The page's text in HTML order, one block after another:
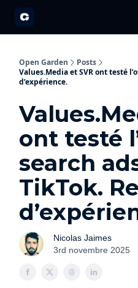
Open Garden
Posts
Values.Media et SVR ont testé
d’expérience.
ont testé
search
TikTok.
Nicolas Jaimes
3rd novembre 2025